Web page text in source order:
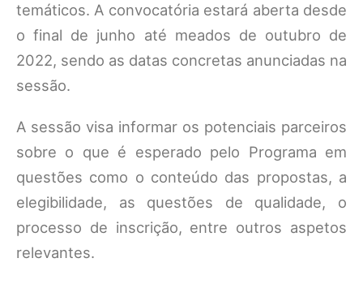
temáticos. A convocatória estará aberta desde
o final de junho até meados de outubro de
2022, sendo as datas concretas anunciadas na
sessão.
A sessão visa informar os potenciais parceiros
sobre o que é esperado pelo Programa em
questões como o conteúdo das propostas, a
elegibilidade, as questões de qualidade, o
processo de inscrição, entre outros aspetos
relevantes.